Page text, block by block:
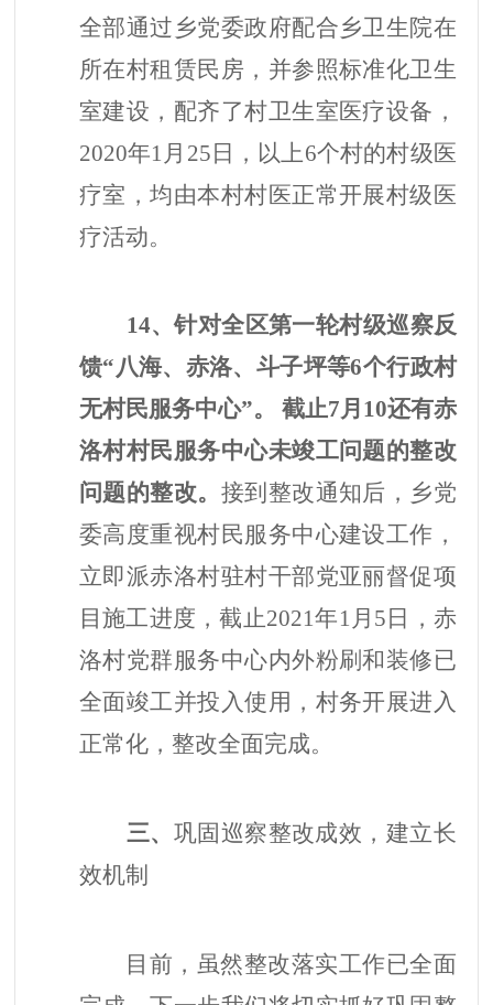
全部通过乡党委政府配合乡卫生院在
所在村租赁民房，并参照标准化卫生
室建设，配齐了村卫生室医疗设备，
2020年1月25日，以上6个村的村级医
疗室，均由本村村医正常开展村级医
疗活动。
14、针对全区第一轮村级巡察反
馈“八海、赤洛、斗子坪等6个行政村
无村民服务中心”。 截止7月10还有赤
洛村村民服务中心未竣工问题的整改
问题的整改。 接到整改通知后，乡党
委高度重视村民服务中心建设工作，
立即派赤洛村驻村干部党亚丽督促项
目施工进度，截止2021年1月5日，赤
洛村党群服务中心内外粉刷和装修已
全面竣工并投入使用，村务开展进入
正常化，整改全面完成。
三、 巩固巡察整改成效，建立长
效机制
目前，虽然整改落实工作已全面